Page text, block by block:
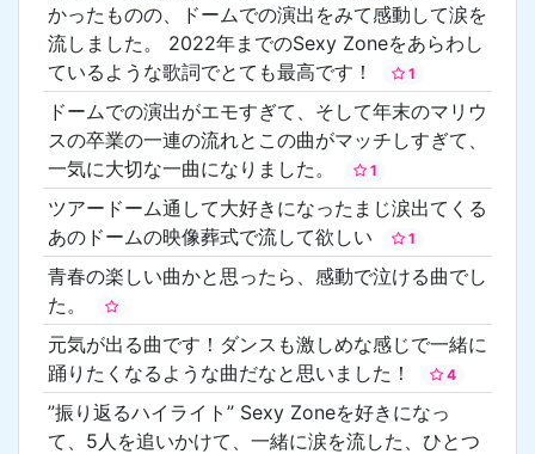
かったものの、ドームでの演出をみて感動して涙を
流しました。 2022年までのSexy Zoneをあらわし
ているような歌詞でとても最高です！
1
ドームでの演出がエモすぎて、そして年末のマリウ
スの卒業の一連の流れとこの曲がマッチしすぎて、
一気に大切な一曲になりました。
1
ツアードーム通して大好きになったまじ涙出てくる
あのドームの映像葬式で流して欲しい
1
青春の楽しい曲かと思ったら、感動で泣ける曲でし
た。
元気が出る曲です！ダンスも激しめな感じで一緒に
踊りたくなるような曲だなと思いました！
4
”振り返るハイライト” Sexy Zoneを好きになっ
て、5人を追いかけて、一緒に涙を流した、ひとつ